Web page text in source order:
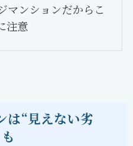
マンションだからこ
注意
は“見えない劣